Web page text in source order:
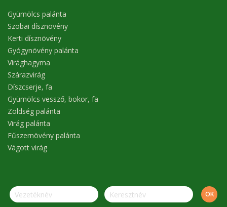
Gyümölcs palánta
Szobai dísznövény
Kerti dísznövény
Gyógynövény palánta
Virághagyma
Szárazvirág
Díszcserje, fa
Gyümölcs vessző, bokor, fa
Zöldség palánta
Virág palánta
Fűszernövény palánta
Vágott virág